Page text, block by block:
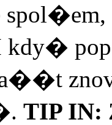
kdy�
za��t
TIP IN: